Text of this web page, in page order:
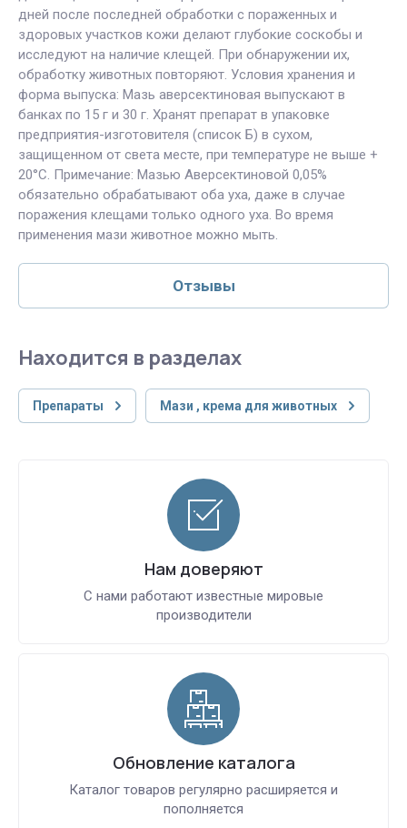
дней после последней обработки с пораженных и
здоровых участков кожи делают глубокие соскобы и
исследуют на наличие клещей. При обнаружении их,
обработку животных повторяют. Условия хранения и
форма выпуска: Мазь аверсектиновая выпускают в
банках по 15 г и 30 г. Хранят препарат в упаковке
предприятия-изготовителя (список Б) в сухом,
защищенном от света месте, при температуре не выше +
20°С. Примечание: Мазью Аверсектиновой 0,05%
обязательно обрабатывают оба уха, даже в случае
поражения клещами только одного уха. Во время
применения мази животное можно мыть.
Отзывы
Находится в разделах
Препараты Мази , крема для животных
Нам доверяют
С нами работают известные мировые
производители
Обновление каталога
Каталог товаров регулярно расширяется и
пополняется